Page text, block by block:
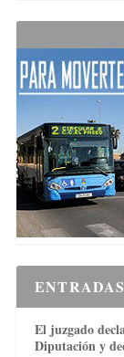
El juzgado
Diputación y